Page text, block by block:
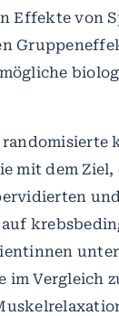
Effekte von
mit dem
im Vergleich